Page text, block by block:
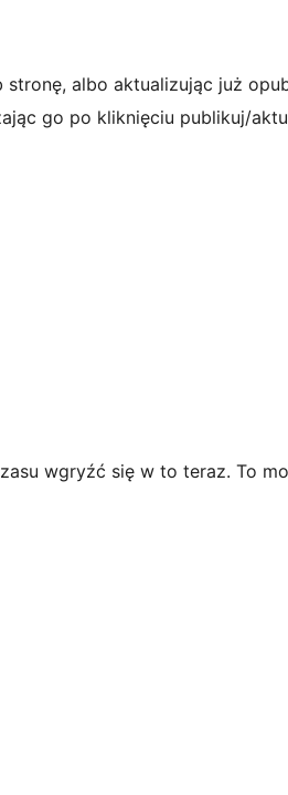
stronę, albo aktualizując już
go po kliknięciu publikuj/
wgryźć się w to teraz. To